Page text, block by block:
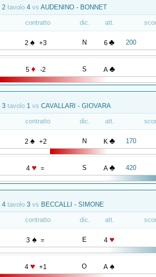
2 tavolo 4 vs AUDENINO - BONNET
contratto dic. att.
2 ♠ +3 N 6 ♣ 200
5 ♦ -2 S A ♣
3 tavolo 1 vs CAVALLARI - GIOVARA
contratto dic. att.
2 ♠ +2 N K ♣ 170
4 ♥ = S A ♣ 420
4 tavolo 3 vs BECCALLI - SIMONE
contratto dic. att.
3 ♠ = E 4 ♥
4 ♥ +1 O A ♠